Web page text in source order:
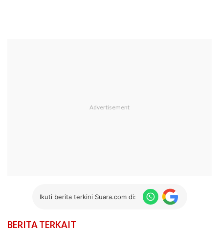
Ikuti berita terkini Suara.com di:
BERITA TERKAIT